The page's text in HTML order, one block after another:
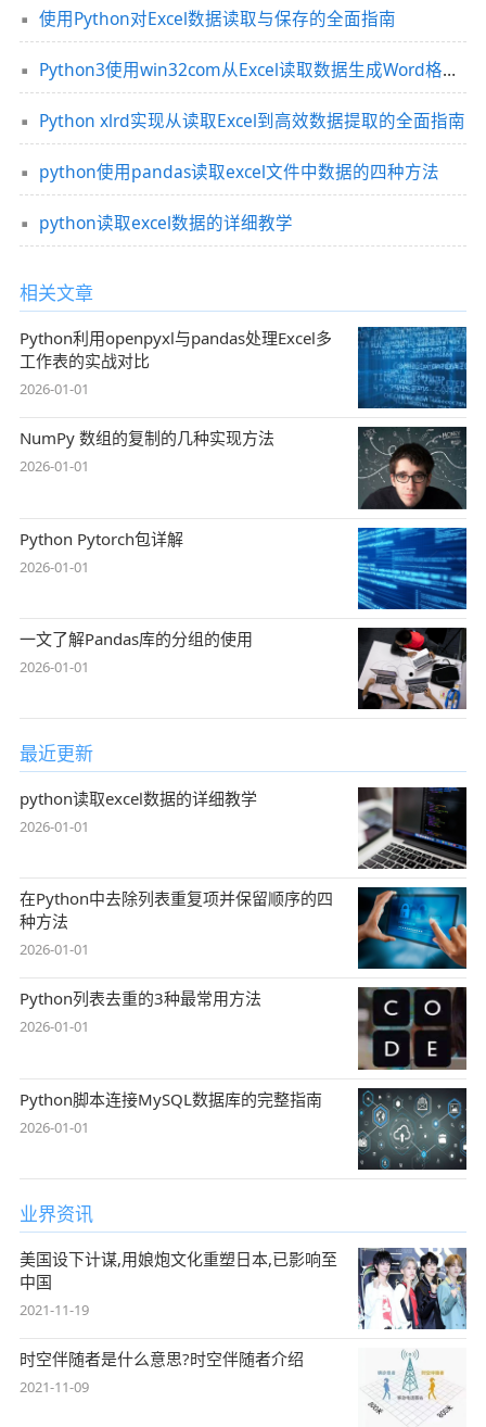
使用Python对Excel数据读取与保存的全面指南
Python3使用win32com从Excel读取数据生成Word格式报告批量发邮件的示例详解
Python xlrd实现从读取Excel到高效数据提取的全面指南
python使用pandas读取excel文件中数据的四种方法
python读取excel数据的详细教学
相关文章
Python利用openpyxl与pandas处理Excel多
工作表的实战对比
2026-01-01
NumPy 数组的复制的几种实现方法
2026-01-01
Python Pytorch包详解
2026-01-01
一文了解Pandas库的分组的使用
2026-01-01
最近更新
python读取excel数据的详细教学
2026-01-01
在Python中去除列表重复项并保留顺序的四
种方法
2026-01-01
Python列表去重的3种最常用方法
2026-01-01
Python脚本连接MySQL数据库的完整指南
2026-01-01
业界资讯
美国设下计谋,用娘炮文化重塑日本,已影响至
中国
2021-11-19
时空伴随者是什么意思?时空伴随者介绍
2021-11-09